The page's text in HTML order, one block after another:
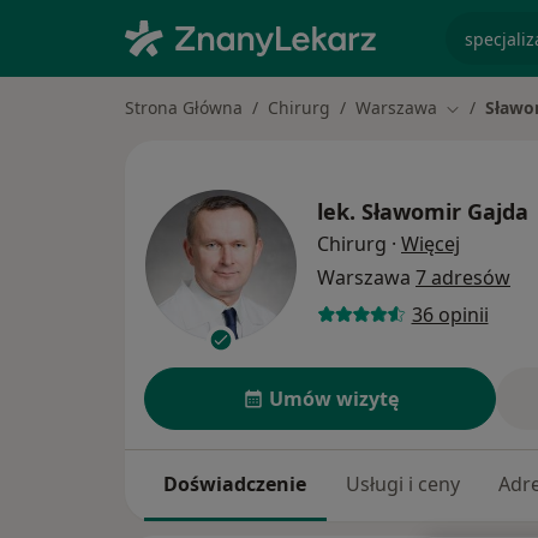
Strona Główna Chirurg Warszawa Zmień
lek. Sławomir Gajda
Chirurg · Więcej
Warszawa 7 adresów
36 opinii
Umów wizytę
Doświadczenie Usługi i ceny